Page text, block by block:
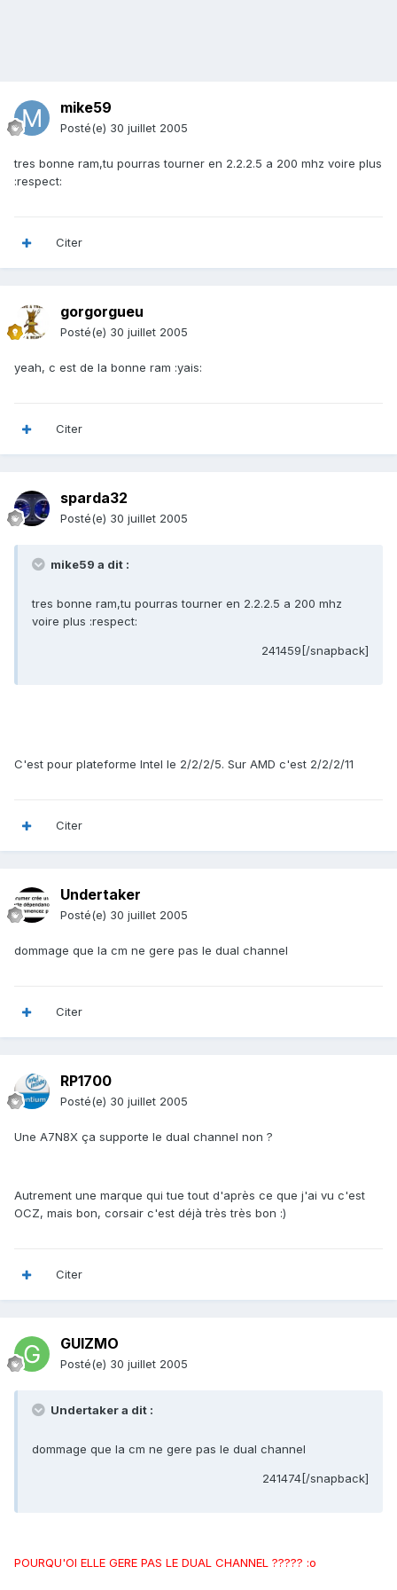
mike59
Posté(e) 30 juillet 2005
tres bonne ram,tu pourras tourner en 2.2.2.5 a 200 mhz voire plus
:respect:
Citer
gorgorgueu
Posté(e) 30 juillet 2005
yeah, c est de la bonne ram :yais:
Citer
sparda32
Posté(e) 30 juillet 2005
mike59 a dit :
tres bonne ram,tu pourras tourner en 2.2.2.5 a 200 mhz
voire plus :respect:
241459[/snapback]
C'est pour plateforme Intel le 2/2/2/5. Sur AMD c'est 2/2/2/11
Citer
Undertaker
Posté(e) 30 juillet 2005
dommage que la cm ne gere pas le dual channel
Citer
RP1700
Posté(e) 30 juillet 2005
Une A7N8X ça supporte le dual channel non ?
Autrement une marque qui tue tout d'après ce que j'ai vu c'est
OCZ, mais bon, corsair c'est déjà très très bon :)
Citer
GUIZMO
Posté(e) 30 juillet 2005
Undertaker a dit :
dommage que la cm ne gere pas le dual channel
241474[/snapback]
POURQU'OI ELLE GERE PAS LE DUAL CHANNEL ????? :o